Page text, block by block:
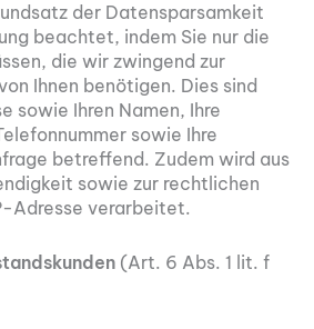
der Datensparsamkeit
beachtet, indem Sie nur die
die wir zwingend zur
Ihnen benötigen. Dies sind
sowie Ihren Namen, Ihre
sowie Ihre
betreffend. Zudem wird aus
sowie zur rechtlichen
Adresse verarbeitet.
(Art. 6 Abs. 1 lit. f